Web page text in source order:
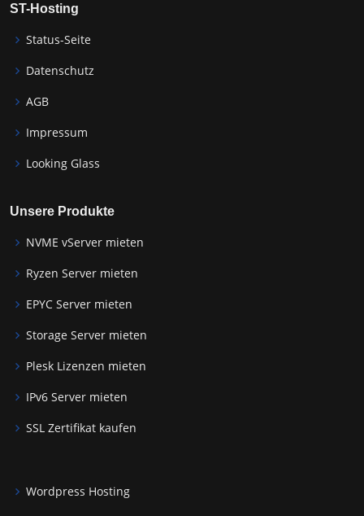
ST-Hosting
Status-Seite
Datenschutz
AGB
Impressum
Looking Glass
Unsere Produkte
NVME vServer mieten
Ryzen Server mieten
EPYC Server mieten
Storage Server mieten
Plesk Lizenzen mieten
IPv6 Server mieten
SSL Zertifikat kaufen
Wordpress Hosting